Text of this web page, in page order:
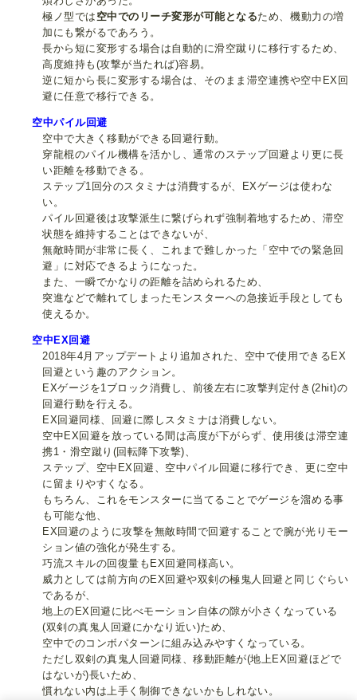
極ノ型では 空中でのリーチ変形が可能となるため、機動力の増
加にも繋がるであろう。
長から短に変形する場合は自動的に滑空蹴りに移行するため、
高度維持も(攻撃が当たれば)容易。
逆に短から長に変形する場合は、そのまま滞空連携や空中EX回
避に任意で移行できる。
空中パイル回避
空中で大きく移動ができる回避行動。
穿龍棍のパイル機構を活かし、通常のステップ回避より更に長
い距離を移動できる。
ステップ1回分のスタミナは消費するが、EXゲージは使わな
い。
パイル回避後は攻撃派生に繋げられず強制着地するため、滞空
状態を維持することはできないが、
無敵時間が非常に長く、これまで難しかった「空中での緊急回
避」に対応できるようになった。
また、一瞬でかなりの距離を詰められるため、
突進などで離れてしまったモンスターへの急接近手段としても
使えるか。
空中EX回避
2018年4月アップデートより追加された、空中で使用できるEX
回避という趣のアクション。
EXゲージを1ブロック消費し、前後左右に攻撃判定付き(2hit)の
回避行動を行える。
EX回避同様、回避に際しスタミナは消費しない。
空中EX回避を放っている間は高度が下がらず、使用後は滞空連
携1・滑空蹴り(回転降下攻撃)、
ステップ、空中EX回避、空中パイル回避に移行でき、更に空中
に留まりやすくなる。
もちろん、これをモンスターに当てることでゲージを溜める事
も可能な他、
EX回避のように攻撃を無敵時間で回避することで腕が光りモー
ション値の強化が発生する。
巧流スキルの回復量もEX回避同様高い。
威力としては前方向のEX回避や双剣の極鬼人回避と同じぐらい
であるが、
地上のEX回避に比べモーション自体の隙が小さくなっている
(双剣の真鬼人回避にかなり近い)ため、
空中でのコンボパターンに組み込みやすくなっている。
ただし双剣の真鬼人回避同様、移動距離が(地上EX回避ほどで
はないが)長いため、
慣れない内は上手く制御できないかもしれない。